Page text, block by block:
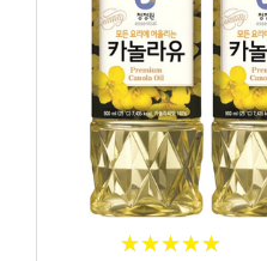
★★★★★
★★★★★